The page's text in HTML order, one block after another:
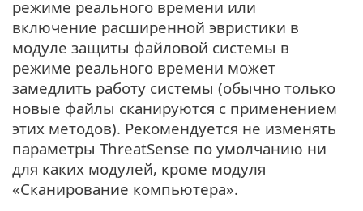
режиме реального времени или
включение расширенной эвристики в
модуле защиты файловой системы в
режиме реального времени может
замедлить работу системы (обычно только
новые файлы сканируются с применением
этих методов). Рекомендуется не изменять
параметры ThreatSense по умолчанию ни
для каких модулей, кроме модуля
«Сканирование компьютера».